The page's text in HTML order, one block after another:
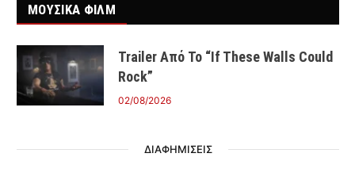
ΜΟΥΣΙΚΑ ΦΙΛΜ
Trailer Από Το “If These Walls Could
Rock”
02/08/2026
ΔΙΑΦΗΜΙΣΕΙΣ